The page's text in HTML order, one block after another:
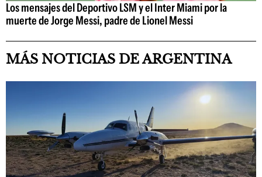
Los mensajes del Deportivo LSM y el Inter Miami por la
muerte de Jorge Messi, padre de Lionel Messi
MÁS NOTICIAS DE ARGENTINA